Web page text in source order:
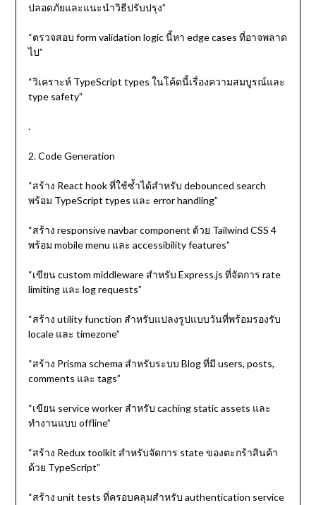
ปลอดภัยและแนะนำวิธีปรับปรุง”
“ตรวจสอบ form validation logic นี้หา edge cases ที่อาจพลาด
ไป”
“วิเคราะห์ TypeScript types ในโค้ดนี้เรื่องความสมบูรณ์และ
type safety”
.
2. Code Generation
“สร้าง React hook ที่ใช้ซ้ำได้สำหรับ debounced search
พร้อม TypeScript types และ error handling”
“สร้าง responsive navbar component ด้วย Tailwind CSS 4
พร้อม mobile menu และ accessibility features”
“เขียน custom middleware สำหรับ Express.js ที่จัดการ rate
limiting และ log requests”
“สร้าง utility function สำหรับแปลงรูปแบบวันที่พร้อมรองรับ
locale และ timezone”
“สร้าง Prisma schema สำหรับระบบ Blog ที่มี users, posts,
comments และ tags”
“เขียน service worker สำหรับ caching static assets และ
ทำงานแบบ offline”
“สร้าง Redux toolkit สำหรับจัดการ state ของตะกร้าสินค้า
ด้วย TypeScript”
“สร้าง unit tests ที่ครอบคลุมสำหรับ authentication service